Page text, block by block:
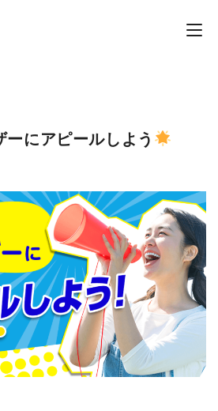
にアピールしよう